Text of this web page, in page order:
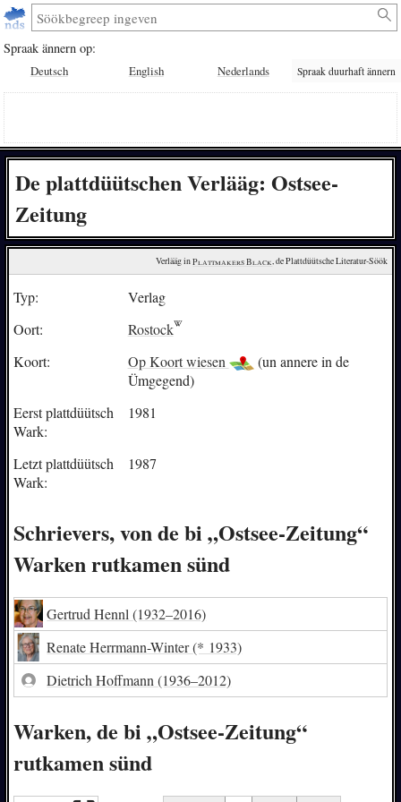
Spraak ännern op:
Deutsch English Nederlands Spraak duurhaft ännern
De plattdüütschen Verlääg: Ostsee-
Zeitung
Verlääg in Plattmakers Black, de Plattdüütsche Literatur-Söök
Typ:
Verlag
Oort:
Rostock
Koort:
Op Koort wiesen
(un annere in de
Ümgegend)
Eerst plattdüütsch
Wark:
1981
Letzt plattdüütsch
Wark:
1987
Schrievers, von de bi „Ostsee-Zeitung“
Warken rutkamen sünd
Gertrud Hennl(1932–2016)
Renate Herrmann-Winter(* 1933)
Dietrich Hoffmann(1936–2012)
Warken, de bi „Ostsee-Zeitung“
rutkamen sünd